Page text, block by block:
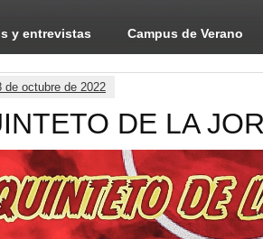
y entrevistas Campus de Verano
de octubre de 2022
DE LA